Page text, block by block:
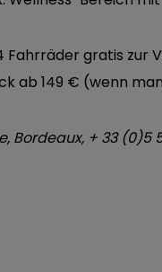
Fahrräder gratis zur
ab 149 € (wenn
Bordeaux, + 33 (0)5